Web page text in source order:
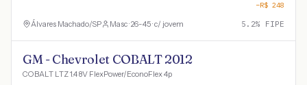
−R$ 248
Álvares Machado/SP Masc · 26-45 · c/ jovem 5.2% FIPE
GM - Chevrolet COBALT 2012
COBALT LTZ 1.4 8V FlexPower/EconoFlex 4p